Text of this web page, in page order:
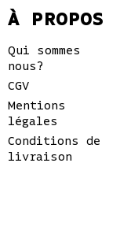
950€.
est :
À PROPOS
Qui sommes
nous?
CGV
Mentions
légales
Conditions de
livraison